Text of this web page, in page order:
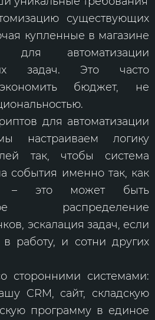
существующих
купленные в магазине
для автоматизации
задач. Это часто
бюджет, не
для автоматизации
настраиваем логику
так, чтобы система
события именно так, как
– это может быть
распределение
эскалация задач, если
работу, и сотни других
сторонними системами:
CRM, сайт, складскую
программу в единое